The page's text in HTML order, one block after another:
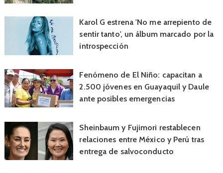
Karol G estrena 'No me arrepiento de
sentir tanto', un álbum marcado por la
introspección
Fenómeno de El Niño: capacitan a
2.500 jóvenes en Guayaquil y Daule
ante posibles emergencias
Sheinbaum y Fujimori restablecen
relaciones entre México y Perú tras
entrega de salvoconducto